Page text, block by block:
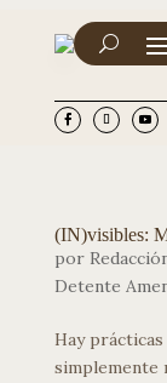
(IN)visibles:
por
Detente
Hay
simplemente